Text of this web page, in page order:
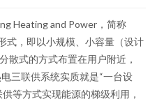
Heating and Power，简称
式，即以小规模、小容量（设计
散式的方式布置在用户附近，
三联供系统实质就是“一台设
等方式实现能源的梯级利用，